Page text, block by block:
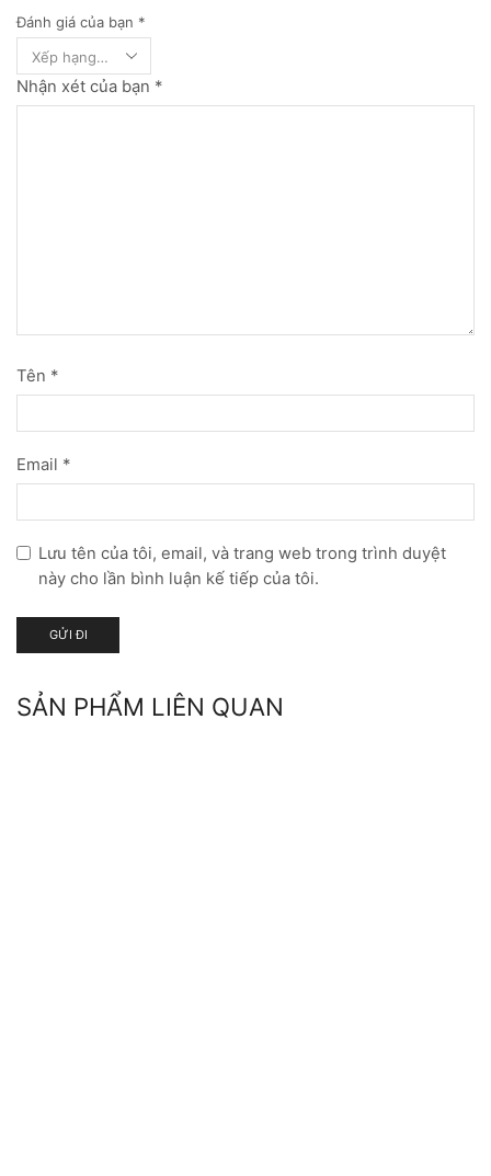
Đánh giá của bạn *
Nhận xét của bạn *
Tên *
Email *
Lưu tên của tôi, email, và trang web trong trình duyệt
này cho lần bình luận kế tiếp của tôi.
SẢN PHẨM LIÊN QUAN